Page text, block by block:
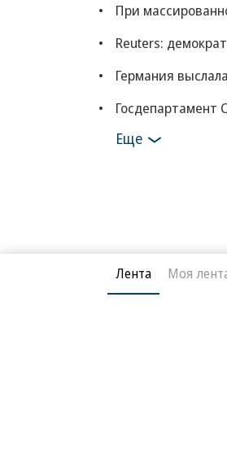
При
Reuters:
Германия
Госдепартамент
Еще
Лента Моя